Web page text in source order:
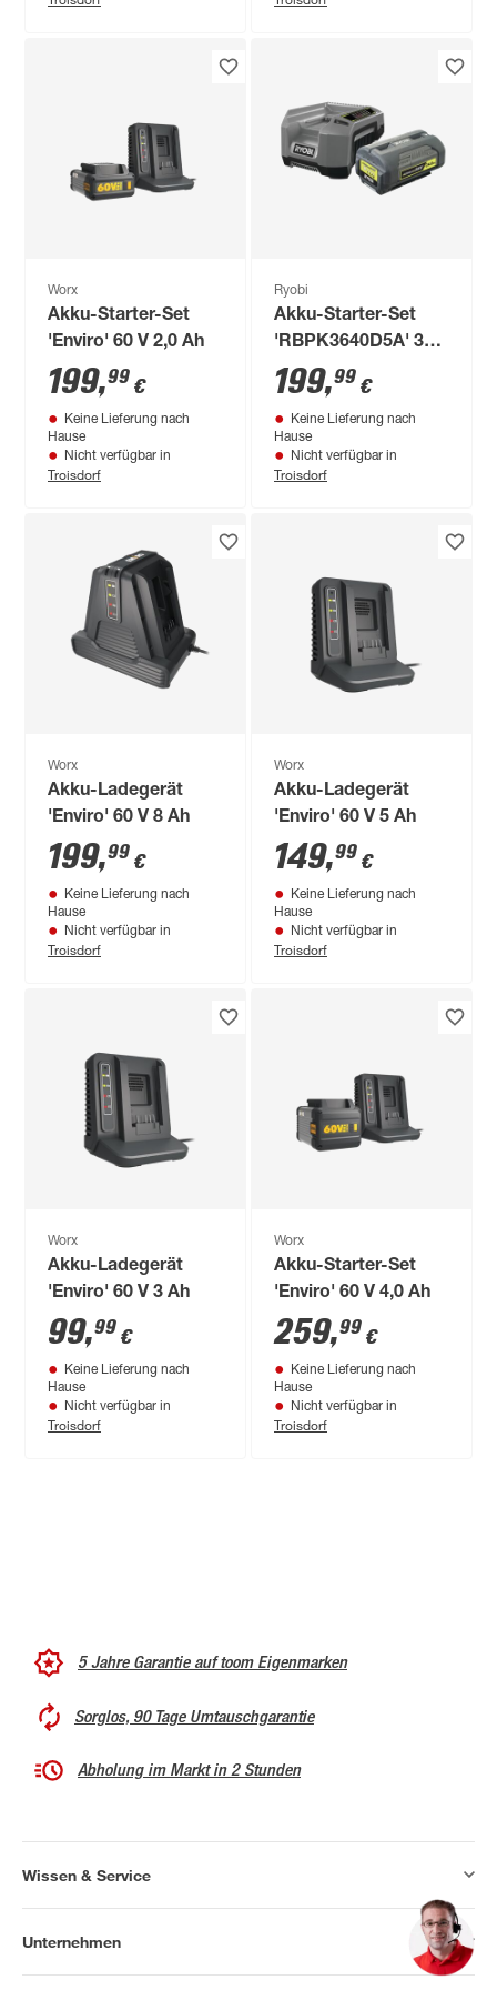
Worx
Akku-Starter-Set
'Enviro' 60 V 2,0 Ah
199,99 €
Keine Lieferung nach
Hause
Nicht verfügbar in
Troisdorf
Ryobi
Akku-Starter-Set
'RBPK3640D5A' 36
V 4,0 Ah 2-teilig
199,99 €
Keine Lieferung nach
Hause
Nicht verfügbar in
Troisdorf
Worx
Akku-Ladegerät
'Enviro' 60 V 8 Ah
199,99 €
Keine Lieferung nach
Hause
Nicht verfügbar in
Troisdorf
Worx
Akku-Ladegerät
'Enviro' 60 V 5 Ah
149,99 €
Keine Lieferung nach
Hause
Nicht verfügbar in
Troisdorf
Worx
Akku-Ladegerät
'Enviro' 60 V 3 Ah
99,99 €
Keine Lieferung nach
Hause
Nicht verfügbar in
Troisdorf
Worx
Akku-Starter-Set
'Enviro' 60 V 4,0 Ah
259,99 €
Keine Lieferung nach
Hause
Nicht verfügbar in
Troisdorf
5 Jahre Garantie auf toom Eigenmarken
Sorglos, 90 Tage Umtauschgarantie
Abholung im Markt in 2 Stunden
Wissen & Service
Unternehmen